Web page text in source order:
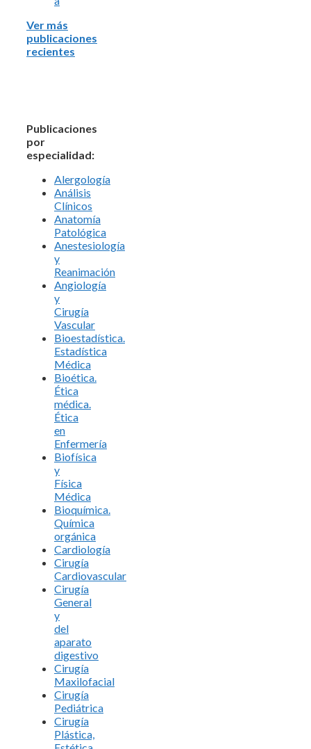
Ver más
publicaciones
recientes
Publicaciones
por
especialidad:
Alergología
Análisis
Clínicos
Anatomía
Patológica
Anestesiología
y
Reanimación
Angiología
y
Cirugía
Vascular
Bioestadística.
Estadística
Médica
Bioética.
Ética
médica.
Ética
en
Enfermería
Biofísica
y
Física
Médica
Bioquímica.
Química
orgánica
Cardiología
Cirugía
Cardiovascular
Cirugía
General
y
del
aparato
digestivo
Cirugía
Maxilofacial
Cirugía
Pediátrica
Cirugía
Plástica,